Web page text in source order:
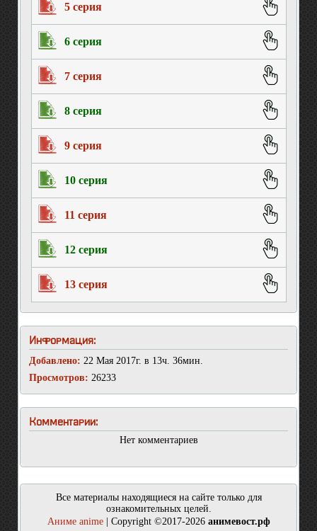
5 серия
6 серия
7 серия
8 серия
9 серия
10 серия
11 серия
12 серия
13 серия
Информация:
Добавлено: 22 Мая 2017г. в 13ч. 36мин.
Просмотров: 26233
Комментарии:
Нет комментариев
Все материалы находящиеся на сайте только для
ознакомительных целей.
Аниме anime| Copyright ©2017-2026 анимевост.рф